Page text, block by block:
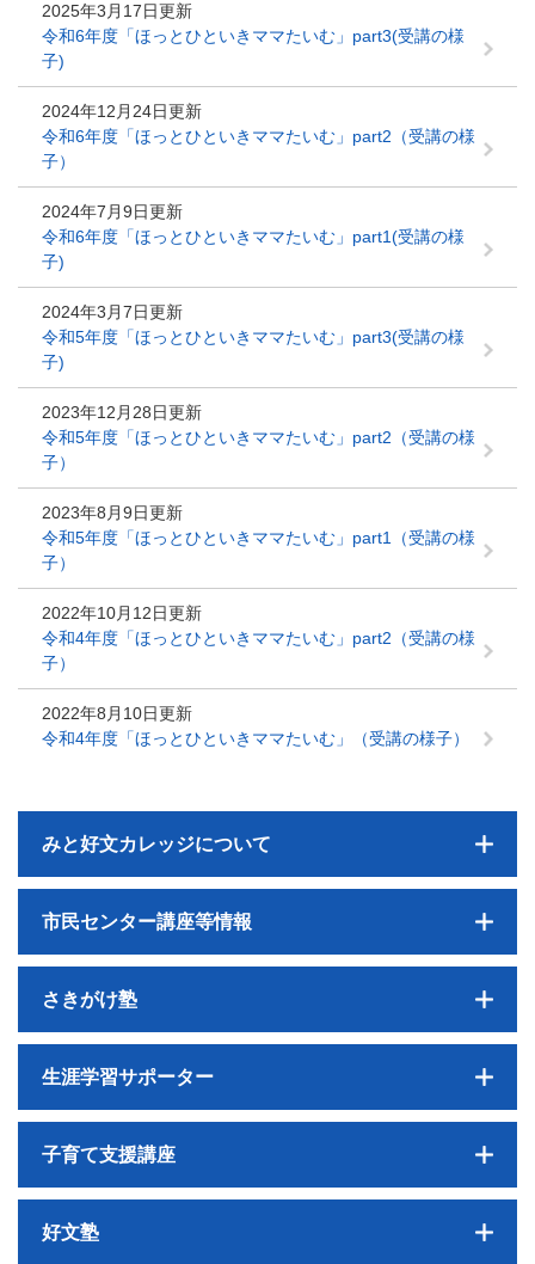
2025年3月17日更新
令和6年度「ほっとひといきママたいむ」part3(受講の様
子)
2024年12月24日更新
令和6年度「ほっとひといきママたいむ」part2（受講の様
子）
2024年7月9日更新
令和6年度「ほっとひといきママたいむ」part1(受講の様
子)
2024年3月7日更新
令和5年度「ほっとひといきママたいむ」part3(受講の様
子)
2023年12月28日更新
令和5年度「ほっとひといきママたいむ」part2（受講の様
子）
2023年8月9日更新
令和5年度「ほっとひといきママたいむ」part1（受講の様
子）
2022年10月12日更新
令和4年度「ほっとひといきママたいむ」part2（受講の様
子）
2022年8月10日更新
令和4年度「ほっとひといきママたいむ」（受講の様子）
みと好文カレッジについて
市民センター講座等情報
さきがけ塾
生涯学習サポーター
子育て支援講座
好文塾